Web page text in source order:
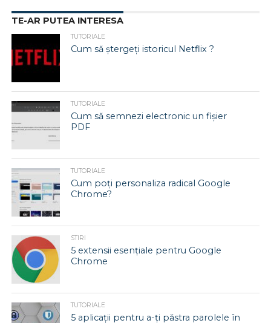
TE-AR PUTEA INTERESA
TUTORIALE
Cum să ștergeți istoricul Netflix ?
TUTORIALE
Cum să semnezi electronic un fișier
PDF
TUTORIALE
Cum poți personaliza radical Google
Chrome?
STIRI
5 extensii esențiale pentru Google
Chrome
TUTORIALE
5 aplicații pentru a-ți păstra parolele în